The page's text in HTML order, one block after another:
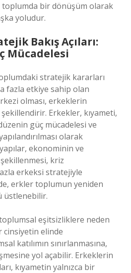
toplumda bir dönüşüm olarak
yoludur.
Bakış Açıları:
Mücadelesi
stratejik kararları
fazla etkiye sahip olan
olması, erkeklerin
şekillendirir. Erkekler, kıyameti,
güç mücadelesi ve
olarak
ekonominin ve
kriz
erkeksi stratejiyle
erkler toplumun yeniden
üstlenebilir.
eşitsizliklere neden
cinsiyetin elinde
katılımın sınırlanmasına,
yol açabilir. Erkeklerin
kıyametin yalnızca bir